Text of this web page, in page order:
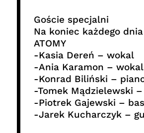
Goście specjalni
Na koniec każdego
ATOMY
-Kasia Dereń – wokal
-Ania Karamon – wokal
-Konrad Biliński –
-Tomek Mądzielewski
-Piotrek Gajewski –
-Jarek Kucharczyk –